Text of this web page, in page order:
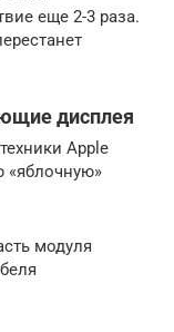
еще 2-3 раза.
дисплея
Apple
«яблочную»
модуля